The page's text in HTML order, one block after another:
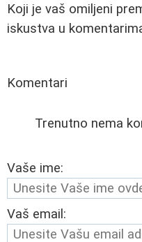
Koji je vaš omiljeni
iskustva u
Komentari
Trenutno nema
Vaše ime:
Vaš email: